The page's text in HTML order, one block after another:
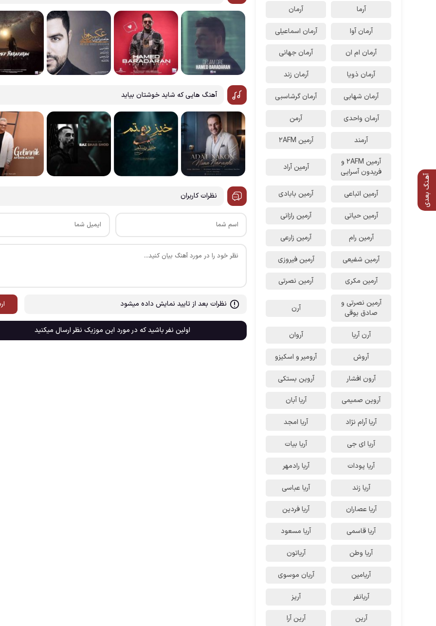
آهـنگ بعدی
آهنگ هایی که شاید خوشتان بیاید
نظرات کاربران
نظرات بعد از تایید نمایش داده میشود
اولین نفر باشید که در مورد این موزیک نظر ارسال میکنید
آرما آرمان
آرمان آوا آرمان اسماعیلی
آرمان ام ان آرمان جهانی
آرمان ذویا آرمان زند
آرمان شهابی آرمان گرشاسبی
آرمان واحدی آرمن
آرمند آرمین 2AFM
آرمین 2AFM و
فریدون آسرایی
آرمین آراد
آرمین اتباعی آرمین بابادی
آرمین حیاتی آرمین رازانی
آرمین رام آرمین زارعی
آرمین شفیعی آرمین فیروزی
آرمین مکری آرمین نصرتی
آرمین نصرتی و
صادق بوقی
آرن
آرن آریا آروان
آروش آرومیر و اسکیزو
آرون افشار آروین بستکی
آروین صمیمی آریا آبان
آریا آرام نژاد آریا امجد
آریا ای جی آریا بیات
آریا پودات آریا رادمهر
آریا زند آریا عباسی
آریا عصاران آریا فردین
آریا قاسمی آریا مسعود
آریا وطن آریاتون
آریامین آریان موسوی
آریانفر آریز
آرین آرین آرا